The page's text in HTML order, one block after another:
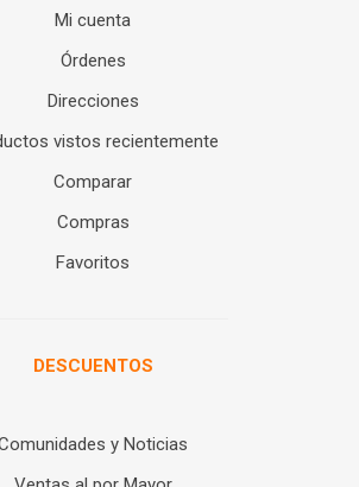
Mi cuenta
Órdenes
Direcciones
vistos recientemente
Comparar
Compras
Favoritos
DESCUENTOS
y Noticias